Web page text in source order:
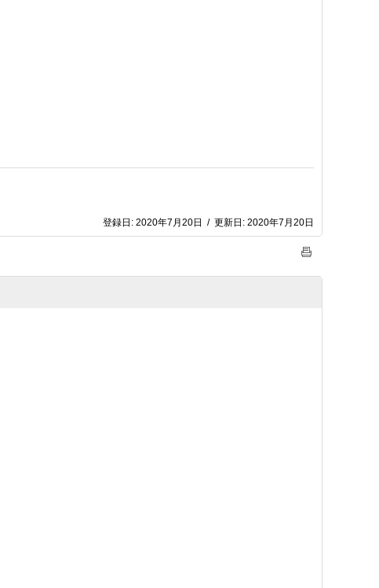
登録日: 2020年7月20日 / 更新日: 2020年7月20日